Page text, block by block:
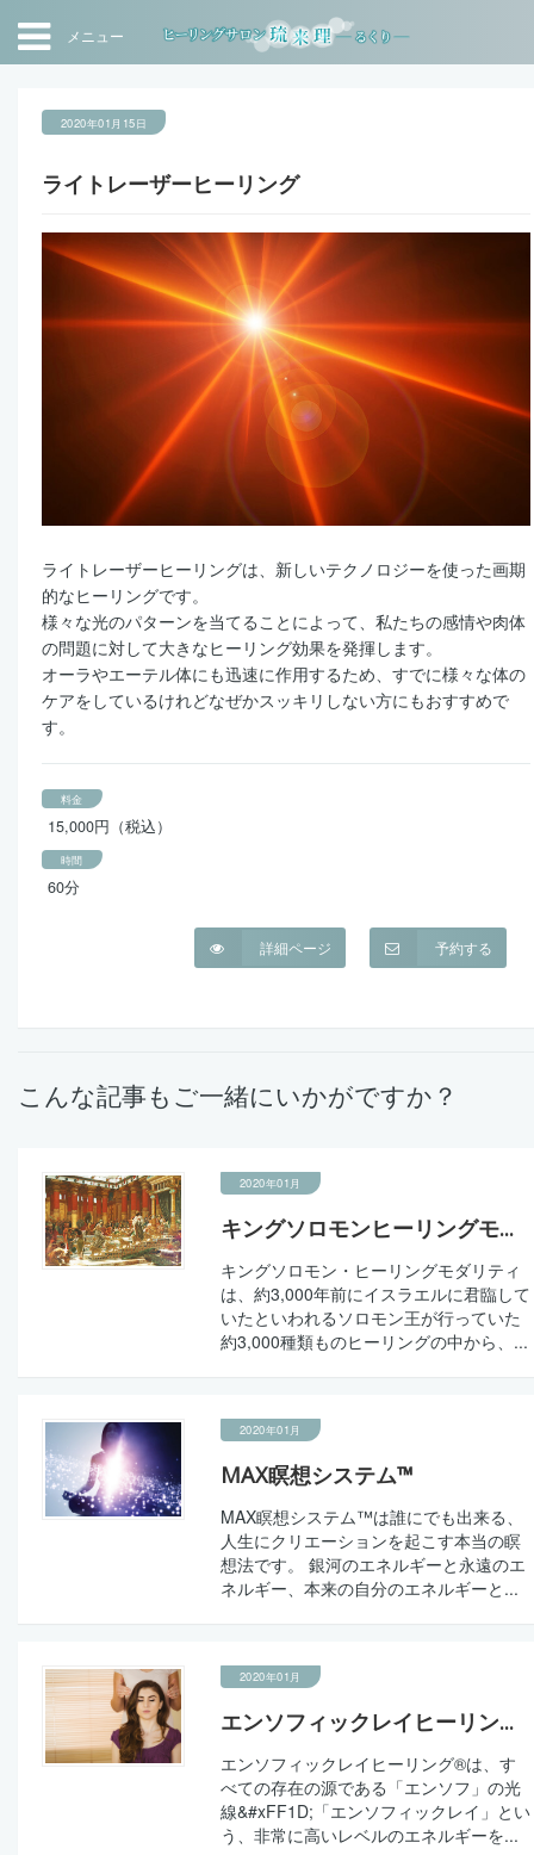
メニュー
2020年01月15日
ライトレーザーヒーリング
ライトレーザーヒーリングは、新しいテクノロジーを使った画期
的なヒーリングです。
様々な光のパターンを当てることによって、私たちの感情や肉体
の問題に対して大きなヒーリング効果を発揮します。
オーラやエーテル体にも迅速に作用するため、すでに様々な体の
ケアをしているけれどなぜかスッキリしない方にもおすすめで
す。
料金
15,000円（税込）
時間
60分
予約する
詳細ページ
こんな記事もご一緒にいかがですか？
2020年01月
キングソロモンヒーリングモ...
キングソロモン・ヒーリングモダリティ
は、約3,000年前にイスラエルに君臨して
いたといわれるソロモン王が行っていた
約3,000種類ものヒーリングの中から、...
2020年01月
MAX瞑想システム™
MAX瞑想システム™は誰にでも出来る、
人生にクリエーションを起こす本当の瞑
想法です。 銀河のエネルギーと永遠のエ
ネルギー、本来の自分のエネルギーと...
2020年01月
エンソフィックレイヒーリン...
エンソフィックレイヒーリング®は、す
べての存在の源である「エンソフ」の光
線&#xFF1D;「エンソフィックレイ」とい
う、非常に高いレベルのエネルギーを...